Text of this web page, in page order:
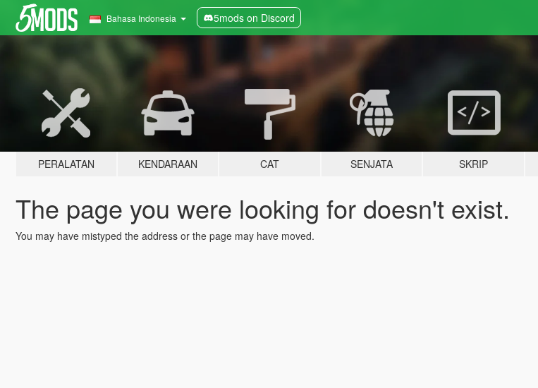
Bahasa Indonesia 5mods on Discord
PERALATAN KENDARAAN CAT SENJATA SKRIP
The page you were looking for doesn't exist.
You may have mistyped the address or the page may have moved.